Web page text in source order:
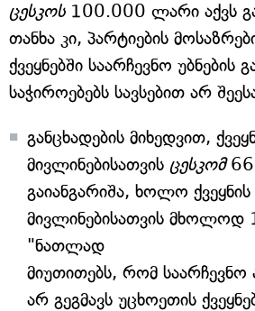
ცესკოს100.000 ლარი აქვს
თანხა კი, პარტიების
ქვეყნებში საარჩევნო უბნების
საჭიროებებს სავსებით არ
განცხადების მიხედვით,
მივლინებისათვის ცესკომ
გაიანგარიშა, ხოლო
მივლინებისათვის
"ნათლად
მიუთითებს, რომ საარჩევნო
არ გეგმავს უცხოეთის